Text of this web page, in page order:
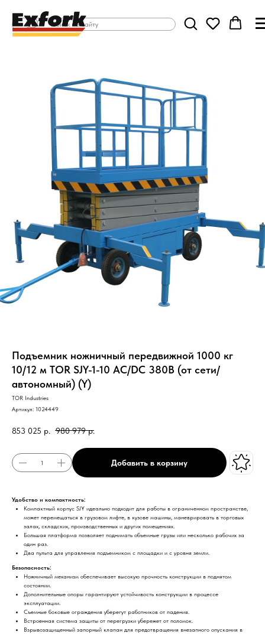
Подъемник ножничный передвижной 1000 кг
10/12 м TOR SJY-1-10 AC/DC 380В (от сети/
автономный) (Y)
TOR Industries
Артикул: 1024449
853 025 р. 980 979 р.
Добавить в корзину
Удобство и компактность:
Компактный корпус SJY идеально подходит для работы в ограниченном пространстве,
может перемещаться в грузовом лифте, в кузове машины, маневрировать в торговых
залах, складских, производственных и других помещениях.
Большая платформа позволяет поднимать объемные грузы или несколько рабочих за
один раз.
Два пульта для управления подъемником с площадки и с уровня земли.
Безопасность:
Ножничный механизм обеспечивает высокую прочность конструкции в поднятом
состоянии.
Дополнительные опоры гарантируют устойчивость конструкции в процессе
эксплуатации.
Съемные боковые ограждения уберегут работников от падения.
Встроенная система защиты от перегрузки убережет от поломок.
Взрывозащищенный запорный клапан для предотвращения внезапного опускания в